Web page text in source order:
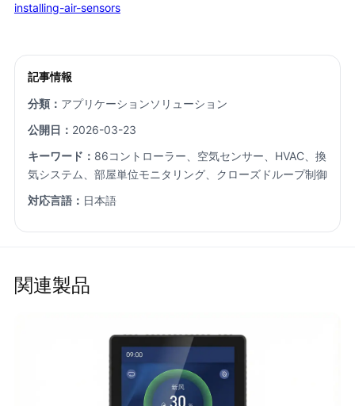
installing-air-sensors
記事情報
分類： アプリケーションソリューション
公開日： 2026-03-23
キーワード： 86コントローラー、空気センサー、HVAC、換
気システム、部屋単位モニタリング、クローズドループ制御
対応言語： 日本語
関連製品